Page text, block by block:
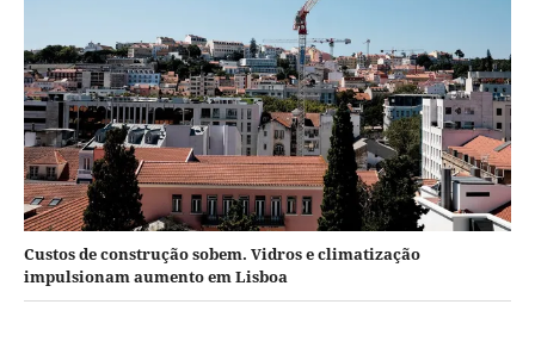
Custos de construção sobem. Vidros e climatização
impulsionam aumento em Lisboa